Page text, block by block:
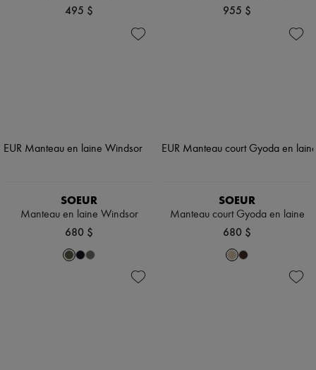
495 $ 955 $
SOEUR
Manteau en laine Windsor
680 $
SOEUR
Manteau court Gyoda en laine
680 $